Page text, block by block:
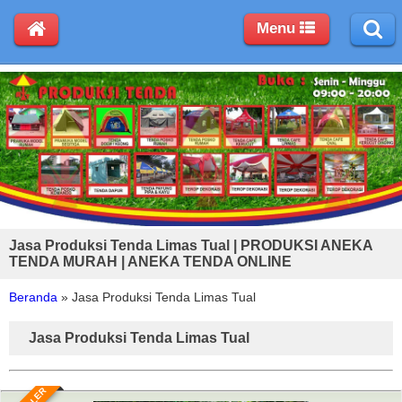
Jasa Produksi Tenda Limas Tual | PRODUKSI ANEKA
TENDA MURAH | ANEKA TENDA ONLINE
Beranda » Jasa Produksi Tenda Limas Tual
Jasa Produksi Tenda Limas Tual
Menu